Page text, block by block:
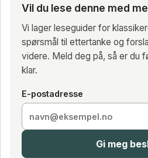
Vil du lese denne med
Vi lager leseguider for
spørsmål til ettertanke og
videre. Meld deg på, så er du
klar.
E-postadresse
Gi meg